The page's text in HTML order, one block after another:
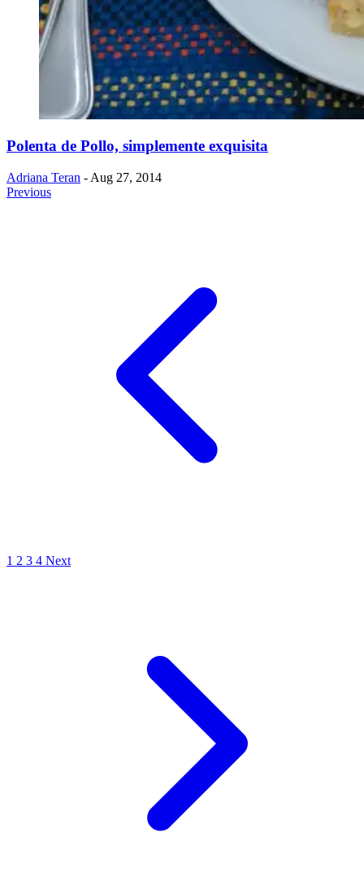
Polenta de Pollo, simplemente exquisita
Adriana Teran - Aug 27, 2014
Previous
1 2 3 4 Next